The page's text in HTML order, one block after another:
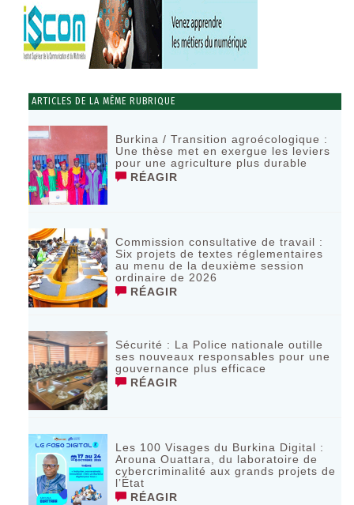
ARTICLES DE LA MÊME RUBRIQUE
Burkina / Transition agroécologique :
Une thèse met en exergue les leviers
pour une agriculture plus durable
RÉAGIR
Commission consultative de travail :
Six projets de textes réglementaires
au menu de la deuxième session
ordinaire de 2026
RÉAGIR
Sécurité : La Police nationale outille
ses nouveaux responsables pour une
gouvernance plus efficace
RÉAGIR
Les 100 Visages du Burkina Digital :
Arouna Ouattara, du laboratoire de
cybercriminalité aux grands projets de
l’État
RÉAGIR